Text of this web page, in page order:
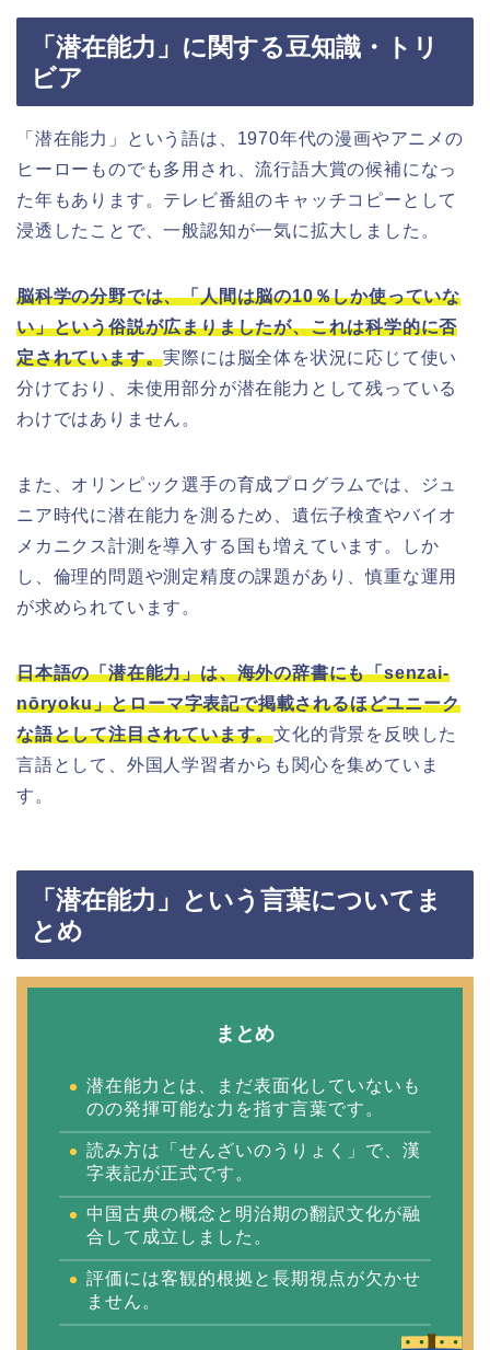
「潜在能力」に関する豆知識・トリ
ビア
「潜在能力」という語は、1970年代の漫画やアニメの
ヒーローものでも多用され、流行語大賞の候補になっ
た年もあります。テレビ番組のキャッチコピーとして
浸透したことで、一般認知が一気に拡大しました。
脳科学の分野では、「人間は脳の10％しか使っていな
い」という俗説が広まりましたが、これは科学的に否
定されています。実際には脳全体を状況に応じて使い
分けており、未使用部分が潜在能力として残っている
わけではありません。
また、オリンピック選手の育成プログラムでは、ジュ
ニア時代に潜在能力を測るため、遺伝子検査やバイオ
メカニクス計測を導入する国も増えています。しか
し、倫理的問題や測定精度の課題があり、慎重な運用
が求められています。
日本語の「潜在能力」は、海外の辞書にも「senzai-
nōryoku」とローマ字表記で掲載されるほどユニーク
な語として注目されています。文化的背景を反映した
言語として、外国人学習者からも関心を集めていま
す。
「潜在能力」という言葉についてま
とめ
まとめ
潜在能力とは、まだ表面化していないも
のの発揮可能な力を指す言葉です。
読み方は「せんざいのうりょく」で、漢
字表記が正式です。
中国古典の概念と明治期の翻訳文化が融
合して成立しました。
評価には客観的根拠と長期視点が欠かせ
ません。